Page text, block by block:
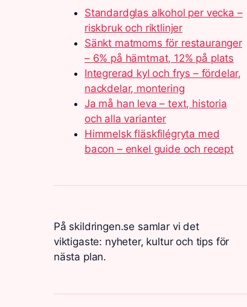
Standardglas alkohol per vecka –
riskbruk och riktlinjer
Sänkt matmoms för restauranger
– 6% på hämtmat, 12% på plats
Integrerad kyl och frys – fördelar,
nackdelar, montering
Ja må han leva – text, historia
och alla varianter
Himmelsk fläskfilégryta med
bacon – enkel guide och recept
På skildringen.se samlar vi det
viktigaste: nyheter, kultur och tips för
nästa plan.